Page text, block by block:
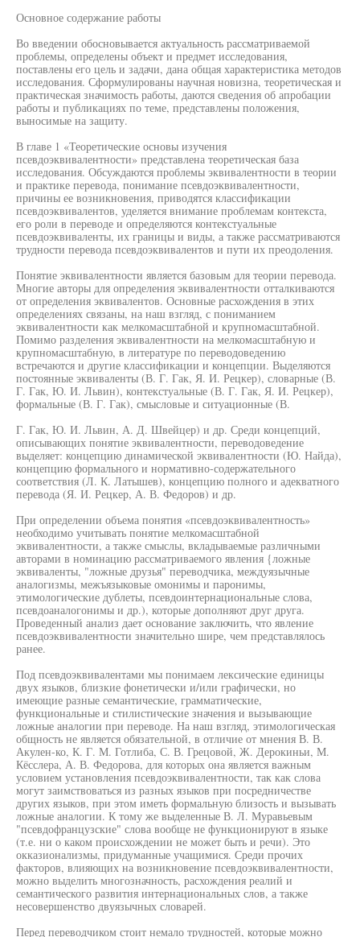
Основное содержание работы
Во введении обосновывается актуальность рассматриваемой
проблемы, определены объект и предмет исследования,
поставлены его цель и задачи, дана общая характеристика методов
исследования. Сформулированы научная новизна, теоретическая и
практическая значимость работы, даются сведения об апробации
работы и публикациях по теме, представлены положения,
выносимые на защиту.
В главе 1 «Теоретические основы изучения
псевдоэквивалентности» представлена теоретическая база
исследования. Обсуждаются проблемы эквивалентности в теории
и практике перевода, понимание псевдоэквивалентности,
причины ее возникновения, приводятся классификации
псевдоэквивалентов, уделяется внимание проблемам контекста,
его роли в переводе и определяются контекстуальные
псевдоэквиваленты, их границы и виды, а также рассматриваются
трудности перевода псевдоэквивалентов и пути их преодоления.
Понятие эквивалентности является базовым для теории перевода.
Многие авторы для определения эквивалентности отталкиваются
от определения эквивалентов. Основные расхождения в этих
определениях связаны, на наш взгляд, с пониманием
эквивалентности как мелкомасштабной и крупномасштабной.
Помимо разделения эквивалентности на мелкомасштабную и
крупномасштабную, в литературе по переводоведению
встречаются и другие классификации и концепции. Выделяются
постоянные эквиваленты (В. Г. Гак, Я. И. Рецкер), словарные (В.
Г. Гак, Ю. И. Львин), контекстуальные (В. Г. Гак, Я. И. Рецкер),
формальные (В. Г. Гак), смысловые и ситуационные (В.
Г. Гак, Ю. И. Львин, А. Д. Швейцер) и др. Среди концепций,
описывающих понятие эквивалентности, переводоведение
выделяет: концепцию динамической эквивалентности (Ю. Найда),
концепцию формального и нормативно-содержательного
соответствия (Л. К. Латышев), концепцию полного и адекватного
перевода (Я. И. Рецкер, А. В. Федоров) и др.
При определении объема понятия «псевдоэквивалентность»
необходимо учитывать понятие мелкомасштабной
эквивалентности, а также смыслы, вкладываемые различными
авторами в номинацию рассматриваемого явления {ложные
эквиваленты, "ложные друзья" переводчика, междуязычные
аналогизмы, межъязыковые омонимы и паронимы,
этимологические дублеты, псевдоинтернациональные слова,
псевдоаналогонимы и др.), которые дополняют друг друга.
Проведенный анализ дает основание заключить, что явление
псевдоэквивалентности значительно шире, чем представлялось
ранее.
Под псевдоэквивалентами мы понимаем лексические единицы
двух языков, близкие фонетически и/или графически, но
имеющие разные семантические, грамматические,
функциональные и стилистические значения и вызывающие
ложные аналогии при переводе. На наш взгляд, этимологическая
общность не является обязательной, в отличие от мнения В. В.
Акулен-ко, К. Г. М. Готлиба, С. В. Грецовой, Ж. Дерокиньи, М.
Кёсслера, А. В. Федорова, для которых она является важным
условием установления псевдоэквивалентности, так как слова
могут заимствоваться из разных языков при посредничестве
других языков, при этом иметь формальную близость и вызывать
ложные аналогии. К тому же выделенные В. Л. Муравьевым
"псевдофранцузские" слова вообще не функционируют в языке
(т.е. ни о каком происхождении не может быть и речи). Это
окказионализмы, придуманные учащимися. Среди прочих
факторов, влияющих на возникновение псевдоэквивалентности,
можно выделить многозначность, расхождения реалий и
семантического развития интернациональных слов, а также
несовершенство двуязычных словарей.
Перед переводчиком стоит немало трудностей, которые можно